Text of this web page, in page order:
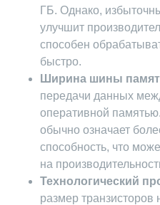
ГБ. Однако,
улучшит
способен
быстро.
Ширина шины
передачи данных
оперативной
обычно означает
способность, что
на
Технологический
размер транзисторов